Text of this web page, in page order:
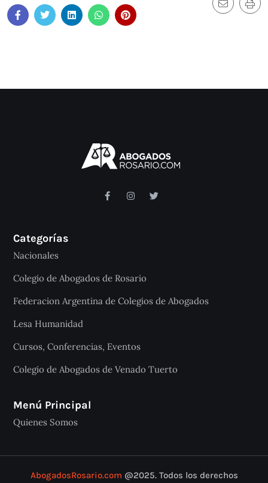
Categorías
Nacionales
Colegio de Abogados de Rosario
Federacion Argentina de Colegios de Abogados
Lesa Humanidad
Cursos, Conferencias, Eventos
Colegio de Abogados de Venado Tuerto
Menú Principal
Quienes Somos
AbogadosRosario.com @2025. Todos los derechos